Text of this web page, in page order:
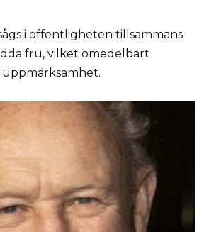
i offentligheten tillsammans
fru, vilket omedelbart